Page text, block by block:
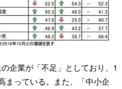
企業が「不足」としており、1
まっている。また、「中小企